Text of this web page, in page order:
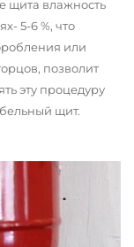
щита влажность
5-6 %, что
или
позволит
эту процедуру
щит.